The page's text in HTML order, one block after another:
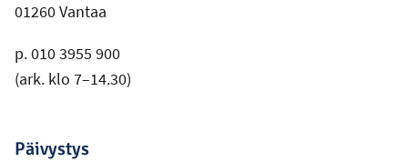
01260 Vantaa
p. 010 3955 900
(ark. klo 7–14.30)
Päivystys